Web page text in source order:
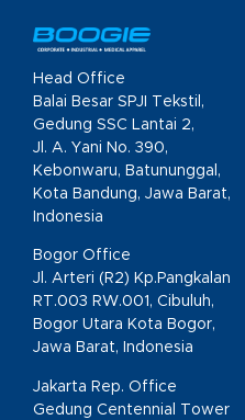
Head Office
Balai Besar SPJI Tekstil,
Gedung SSC Lantai 2,
Jl. A. Yani No. 390,
Kebonwaru, Batununggal,
Kota Bandung, Jawa Barat,
Indonesia
Bogor Office
Jl. Arteri (R2) Kp.Pangkalan
RT.003 RW.001, Cibuluh,
Bogor Utara Kota Bogor,
Jawa Barat, Indonesia
Jakarta Rep. Office
Gedung Centennial Tower